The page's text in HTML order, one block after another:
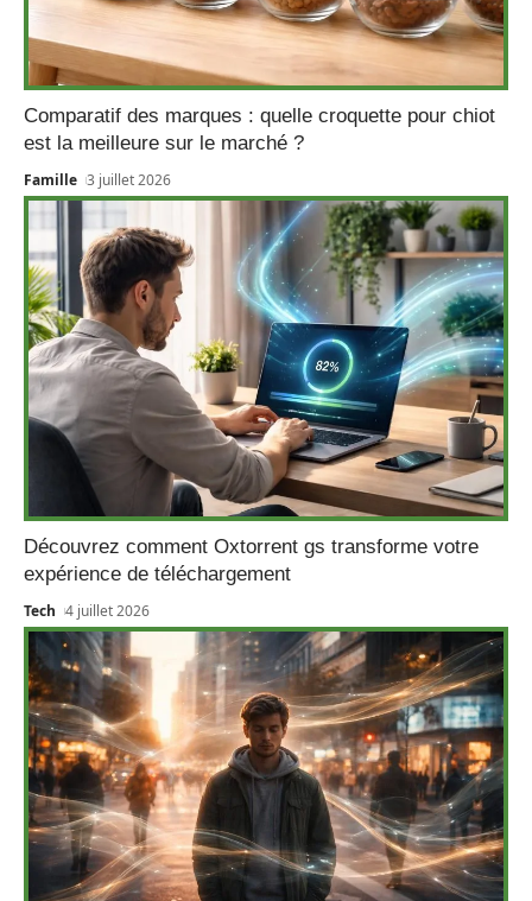
Comparatif des marques : quelle croquette pour chiot
est la meilleure sur le marché ?
Famille 3 juillet 2026
Découvrez comment Oxtorrent gs transforme votre
expérience de téléchargement
Tech 4 juillet 2026